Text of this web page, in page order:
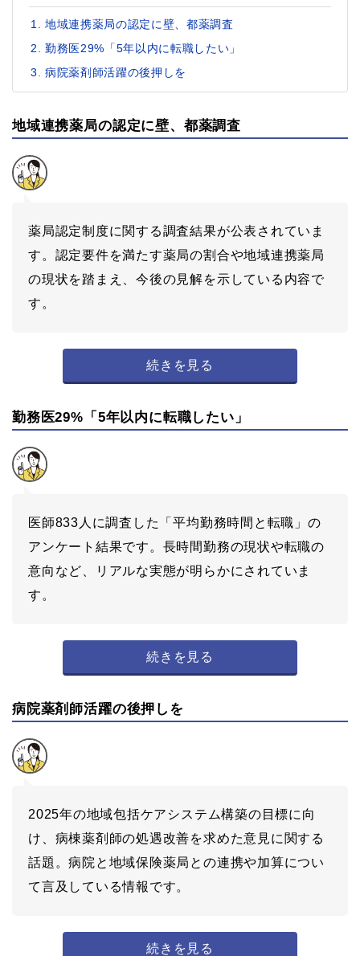
地域連携薬局の認定に壁、都薬調査
勤務医29%「5年以内に転職したい」
病院薬剤師活躍の後押しを
地域連携薬局の認定に壁、都薬調査
薬局認定制度に関する調査結果が公表されていま
す。認定要件を満たす薬局の割合や地域連携薬局
の現状を踏まえ、今後の見解を示している内容で
す。
続きを見る
勤務医29%「5年以内に転職したい」
医師833人に調査した「平均勤務時間と転職」の
アンケート結果です。長時間勤務の現状や転職の
意向など、リアルな実態が明らかにされていま
す。
続きを見る
病院薬剤師活躍の後押しを
2025年の地域包括ケアシステム構築の目標に向
け、病棟薬剤師の処遇改善を求めた意見に関する
話題。病院と地域保険薬局との連携や加算につい
て言及している情報です。
続きを見る